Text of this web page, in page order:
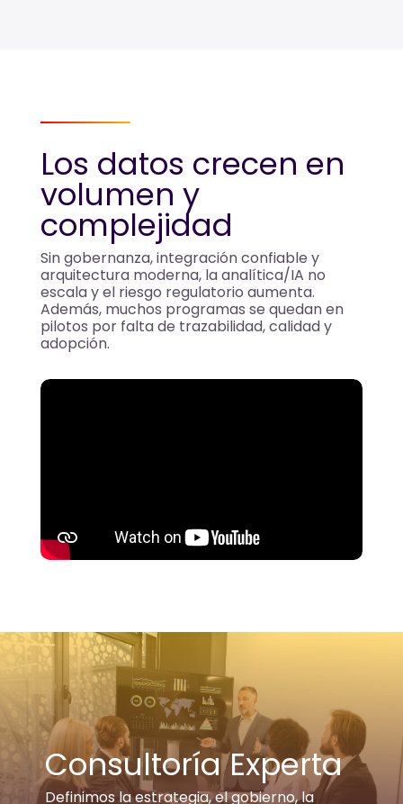
Los datos crecen en
volumen y
complejidad
Sin gobernanza, integración confiable y
arquitectura moderna, la analítica/IA no
escala y el riesgo regulatorio aumenta.
Además, muchos programas se quedan en
pilotos por falta de trazabilidad, calidad y
adopción.
Consultoría Experta
Definimos la estrategia, el gobierno, la